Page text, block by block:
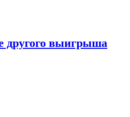
другого выигрыша